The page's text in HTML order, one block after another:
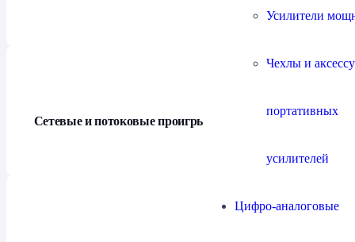
Усилители
Чехлы и
портативных
усилителей
Цифро-аналоговые
Сетевые и потоковые проигрыватели